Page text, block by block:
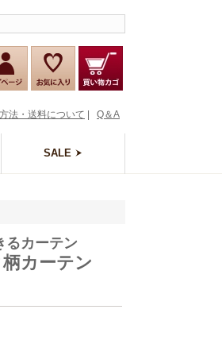
Q＆A
法・送料について
SALE
るカーテン
柄カーテン